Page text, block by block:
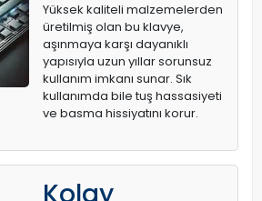
Yüksek kaliteli malzemelerden
üretilmiş olan bu klavye,
aşınmaya karşı dayanıklı
yapısıyla uzun yıllar sorunsuz
kullanım imkanı sunar. Sık
kullanımda bile tuş hassasiyeti
ve basma hissiyatını korur.